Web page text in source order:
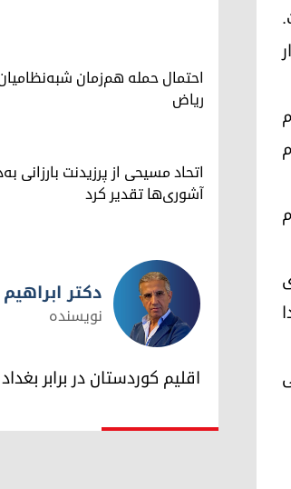
احتمال حمله هم‌زمان
ریاض
اتحاد مسیحی از پرزیدنت بارزانی
آشوری‌ها تقدیر کرد
دکتر ابراهیم خالد
دکتر
نویسنده
اقلیم کوردستان در برابر بغداد